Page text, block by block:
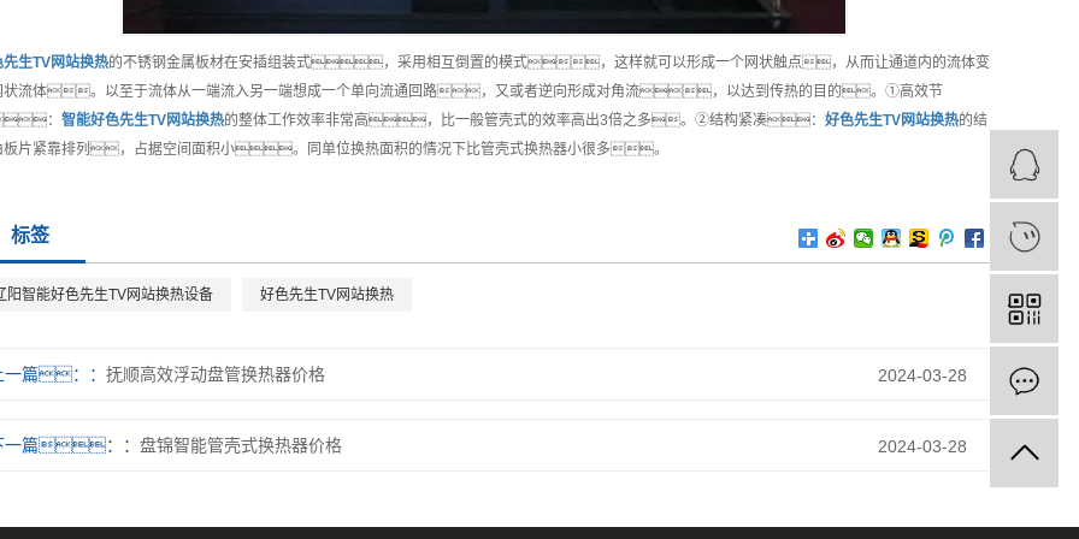
先生TV网站换热的不锈钢金属板材在安插组装式，采用相互倒置的模式，这样就可以形成一个网状触点，从而让通道内的流体变
状流体。以至于流体从一端流入另一端想成一个单向流通回路，又或者逆向形成对角流，以达到传热的目的。①高效节
： 智能好色先生TV网站换热的整体工作效率非常高，比一般管壳式的效率高出3倍之多。②结构紧凑： 好色先生TV网站换热的结
板片紧靠排列，占据空间面积小。同单位换热面积的情况下比管壳式换热器小很多。
标签
阳智能好色先生TV网站换热设备 好色先生TV网站换热
一篇： 抚顺高效浮动盘管换热器价格 2024-03-28
一篇： 盘锦智能管壳式换热器价格 2024-03-28